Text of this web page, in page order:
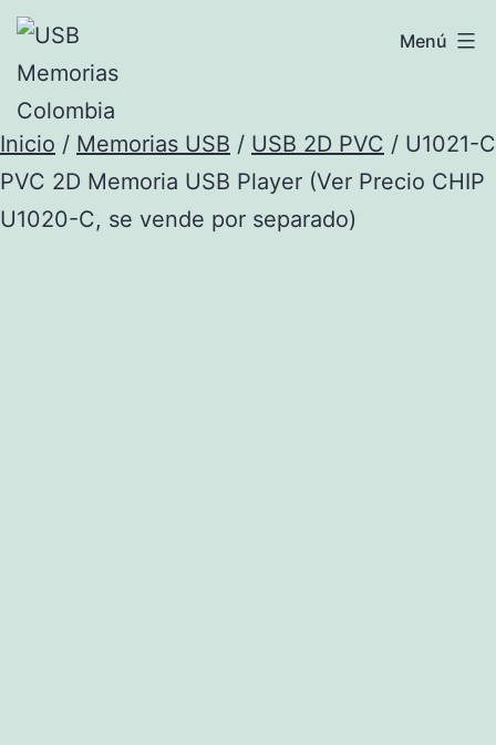
Saltar
USB
Memorias
Colombia
Menú
Inicio / Memorias USB / USB 2D PVC / U1021-C
PVC 2D Memoria USB Player (Ver Precio CHIP
U1020-C, se vende por separado)